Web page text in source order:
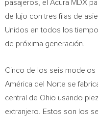
pasajeros, el Acura MDX
de lujo con tres filas de
Unidos en todos los
de próxima generación.
Cinco de los seis modelos
América del Norte se
central de Ohio usando
extranjero. Estos son los